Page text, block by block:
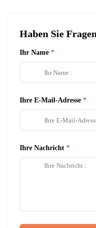
Haben Sie
Ihr Name
Ihre E-Mail-Adresse
Ihre Nachricht